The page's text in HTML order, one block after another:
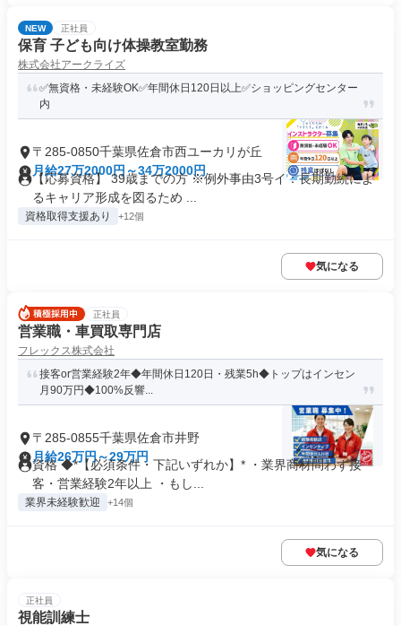
NEW 正社員
保育 子ども向け体操教室勤務
株式会社アークライズ
✅無資格・未経験OK✅年間休日120日以上✅ショッピングセンター
内
〒285-0850千葉県佐倉市西ユーカリが丘
月給27万2000円～34万2000円
【応募資格】 39歳までの方 ※例外事由3号イ：長期勤続によ
るキャリア形成を図るため ...
資格取得支援あり +12個
気になる
正社員
営業職・車買取専門店
フレックス株式会社
接客or営業経験2年◆年間休日120日・残業5h◆トップはインセン
月90万円◆100%反響...
〒285-0855千葉県佐倉市井野
月給26万円～29万円
資格 ◆*【必須条件・下記いずれか】* ・業界商材問わず接
客・営業経験2年以上 ・もし...
業界未経験歓迎 +14個
気になる
正社員
視能訓練士